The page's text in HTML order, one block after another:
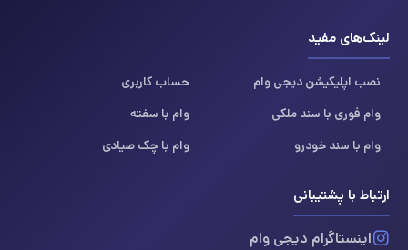
لینک‌های مفید
نصب اپلیکیشن دیجی وام
حساب کاربری
وام فوری با سند ملکی
وام با سفته
وام با سند خودرو
وام با چک صیادی
ارتباط با پشتیبانی
اینستاگرام دیجی وام